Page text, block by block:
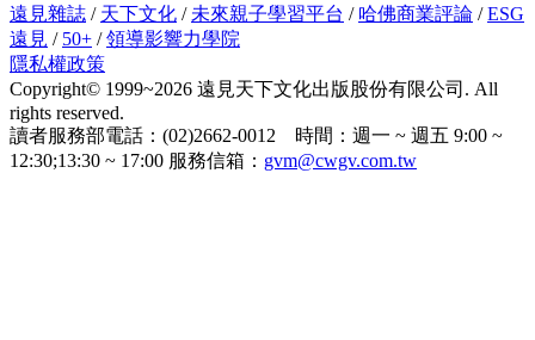
遠見雜誌 / 天下文化 / 未來親子學習平台 / 哈佛商業評論 /ESG
遠見 / 50+ /領導影響力學院
隱私權政策
Copyright© 1999~2026 遠見天下文化出版股份有限公司. All
rights reserved.
讀者服務部電話：(02)2662-0012 時間：週一 ~ 週五 9:00 ~
12:30;13:30 ~ 17:00 服務信箱： gvm@cwgv.com.tw